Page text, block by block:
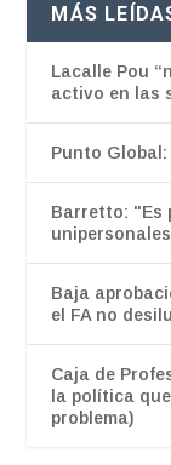
MÁS
Lacalle Pou
activo en las
Punto
Barretto: "Es
Baja
el FA no
Caja de
la política
problema)